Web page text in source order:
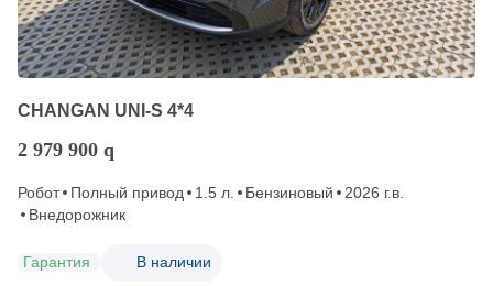
CHANGAN UNI-S 4*4
2 979 900 q
Робот Полный привод 1.5 л. Бензиновый
2026 г.в.
Внедорожник
Гарантия В наличии